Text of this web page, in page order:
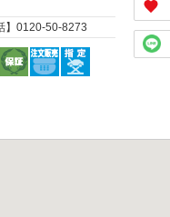
0120-50-8273